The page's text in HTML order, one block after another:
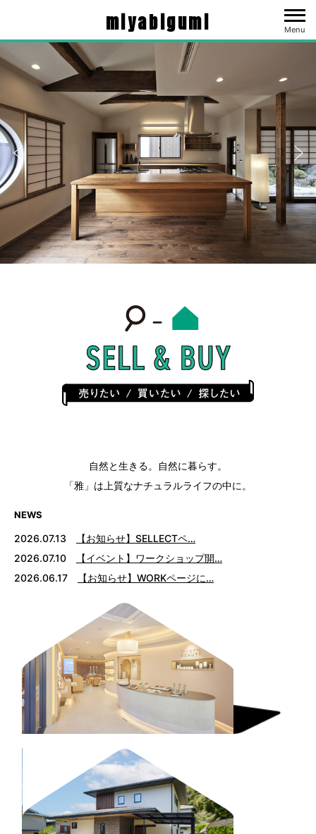
miyabigumi Menu
自然と生きる。自然に暮らす。
「雅」は上質なナチュラルライフの中に。
NEWS
2026.07.13
【お知らせ】SELLECTペ…
2026.07.10
【イベント】ワークショップ開…
2026.06.17
【お知らせ】WORKページに…